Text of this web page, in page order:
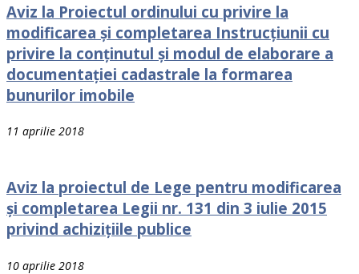
Aviz la Proiectul ordinului cu privire la
modificarea și completarea Instrucțiunii cu
privire la conținutul și modul de elaborare a
documentației cadastrale la formarea
bunurilor imobile
11 aprilie 2018
Aviz la proiectul de Lege pentru modificarea
și completarea Legii nr. 131 din 3 iulie 2015
privind achiziţiile publice
10 aprilie 2018